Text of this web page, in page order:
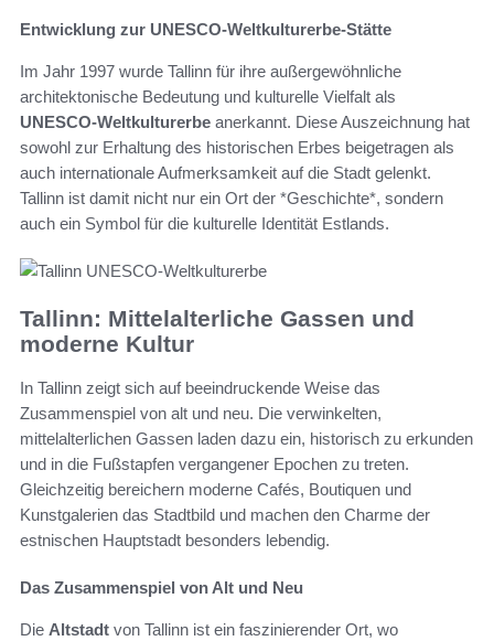
Entwicklung zur UNESCO-Weltkulturerbe-Stätte
Im Jahr 1997 wurde Tallinn für ihre außergewöhnliche
architektonische Bedeutung und kulturelle Vielfalt als
UNESCO-Weltkulturerbe anerkannt. Diese Auszeichnung hat
sowohl zur Erhaltung des historischen Erbes beigetragen als
auch internationale Aufmerksamkeit auf die Stadt gelenkt.
Tallinn ist damit nicht nur ein Ort der *Geschichte*, sondern
auch ein Symbol für die kulturelle Identität Estlands.
Tallinn: Mittelalterliche Gassen und
moderne Kultur
In Tallinn zeigt sich auf beeindruckende Weise das
Zusammenspiel von alt und neu. Die verwinkelten,
mittelalterlichen Gassen laden dazu ein, historisch zu erkunden
und in die Fußstapfen vergangener Epochen zu treten.
Gleichzeitig bereichern moderne Cafés, Boutiquen und
Kunstgalerien das Stadtbild und machen den Charme der
estnischen Hauptstadt besonders lebendig.
Das Zusammenspiel von Alt und Neu
Die Altstadt von Tallinn ist ein faszinierender Ort, wo